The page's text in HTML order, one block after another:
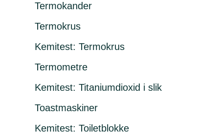
Termokander
Termokrus
Kemitest: Termokrus
Termometre
Kemitest: Titaniumdioxid i slik
Toastmaskiner
Kemitest: Toiletblokke